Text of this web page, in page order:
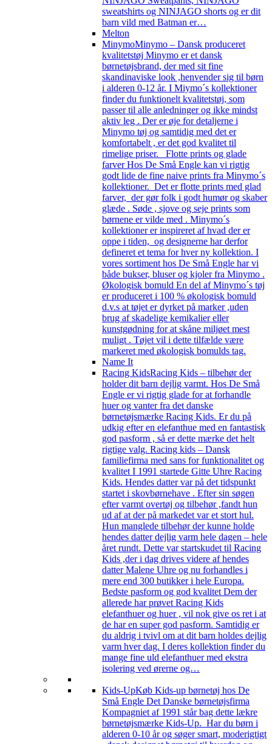
sweatshirts og NINJAGO shorts og er dit
barn vild med Batman er…
Melton
MinymoMinymo – Dansk produceret
kvalitetstøj Minymo er et dansk
børnetøjsbrand, der med sit fine
skandinaviske look ,henvender sig til børn
i alderen 0-12 år. I Miymo´s kollektioner
finder du funktionelt kvalitetstøj, som
passer til alle anledninger og ikke mindst
aktiv leg . Der er øje for detaljerne i
Minymo tøj og samtidig med det er
komfortabelt , er det god kvalitet til
rimelige priser. Flotte prints og glade
farver Hos De Små Engle kan vi rigtig
godt lide de fine naive prints fra Minymo´s
kollektioner. Det er flotte prints med glad
farver, der gør folk i godt humør og skaber
glæde . Søde , sjove og seje prints som
børnene er vilde med . Minymo´s
kollektioner er inspireret af hvad der er
oppe i tiden, og designerne har derfor
defineret et tema for hver ny kollektion. I
vores sortiment hos De Små Engle har vi
både bukser, bluser og kjoler fra Minymo .
Økologisk bomuld En del af Minymo´s tøj
er produceret i 100 % økologisk bomuld
d.v.s at tøjet er dyrket på marker ,uden
brug af skadelige kemikalier eller
kunstgødning for at skåne miljøet mest
muligt . Tøjet vil i dette tilfælde være
markeret med økologisk bomulds tag.
Name It
Racing KidsRacing Kids – tilbehør der
holder dit barn dejlig varmt. Hos De Små
Engle er vi rigtig glade for at forhandle
huer og vanter fra det danske
børnetøjsmærke Racing Kids. Er du på
udkig efter en elefanthue med en fantastisk
god pasform , så er dette mærke det helt
rigtige valg. Racing kids – Dansk
familiefirma med sans for funktionalitet og
kvalitet I 1991 startede Gitte Uhre Racing
Kids. Hendes datter var på det tidspunkt
startet i skovbørnehave . Efter sin søgen
efter varmt overtøj og tilbehør ,fandt hun
ud af at der på markedet var et stort hul.
Hun manglede tilbehør der kunne holde
hendes datter dejlig varm hele dagen – hele
året rundt. Dette var startskudet til Racing
Kids ,der i dag drives videre af hendes
datter Malene Uhre og nu forhandles i
mere end 300 butikker i hele Europa.
Bedste pasform og god kvalitet Dem der
allerede har prøvet Racing Kids
elefanthuer og huer , vil nok give os ret i at
de har en super god pasform. Samtidig er
du aldrig i tvivl om at dit barn holdes dejlig
varm hver dag. I deres kollektion finder du
mange fine uld elefanthuer med ekstra
isolering ved ørerne og…
Kids-UpKøb Kids-up børnetøj hos De
Små Engle Det Danske børnetøjsfirma
Kompagniet af 1991 står bag dette lækre
børnetøjsmærke Kids-Up. Har du børn i
alderen 0-10 år og søger smart, moderigtigt